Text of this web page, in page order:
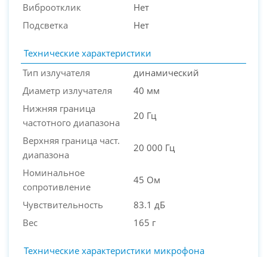
Виброотклик
Нет
Подсветка
Нет
Технические характеристики
Тип излучателя
динамический
Диаметр излучателя
40 мм
Нижняя граница
частотного диапазона
20 Гц
Верхняя граница част.
диапазона
20 000 Гц
Номинальное
сопротивление
45 Ом
Чувствительность
83.1 дБ
Вес
165 г
Технические характеристики микрофона